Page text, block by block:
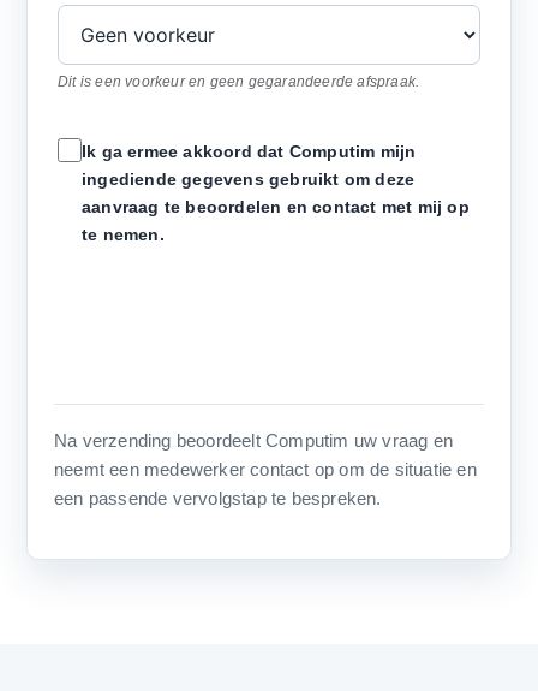
Dit is een voorkeur en geen gegarandeerde afspraak.
Ik ga ermee akkoord dat Computim mijn
ingediende gegevens gebruikt om deze
aanvraag te beoordelen en contact met mij op
te nemen.
Na verzending beoordeelt Computim uw vraag en
neemt een medewerker contact op om de situatie en
een passende vervolgstap te bespreken.